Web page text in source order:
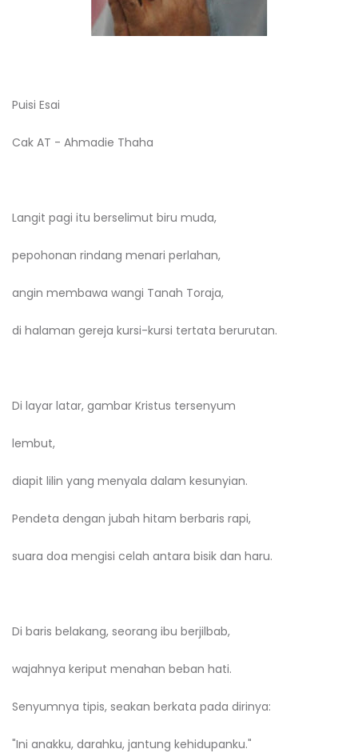
Puisi Esai
Cak AT - Ahmadie Thaha
Langit pagi itu berselimut biru muda,
pepohonan rindang menari perlahan,
angin membawa wangi Tanah Toraja,
di halaman gereja kursi-kursi tertata berurutan.
Di layar latar, gambar Kristus tersenyum
lembut,
diapit lilin yang menyala dalam kesunyian.
Pendeta dengan jubah hitam berbaris rapi,
suara doa mengisi celah antara bisik dan haru.
Di baris belakang, seorang ibu berjilbab,
wajahnya keriput menahan beban hati.
Senyumnya tipis, seakan berkata pada dirinya:
"Ini anakku, darahku, jantung kehidupanku."